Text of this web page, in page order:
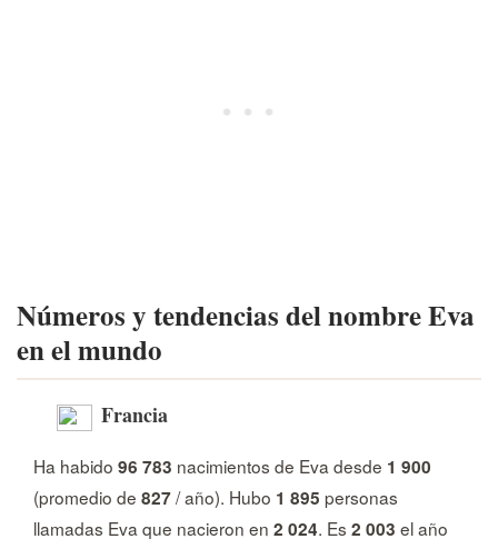
Números y tendencias del nombre Eva
en el mundo
Francia
Ha habido 96 783 nacimientos de Eva desde 1 900
(promedio de 827/ año). Hubo 1 895 personas
llamadas Eva que nacieron en 2 024. Es 2 003 el año